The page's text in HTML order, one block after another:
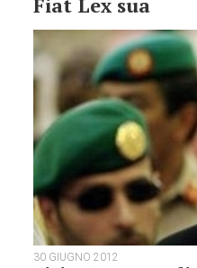
30 GIUGNO 2012